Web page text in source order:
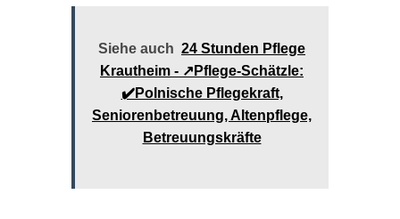
Siehe auch 24 Stunden Pflege
Krautheim - ↗️Pflege-Schätzle:
✔️Polnische Pflegekraft,
Seniorenbetreuung, Altenpflege,
Betreuungskräfte